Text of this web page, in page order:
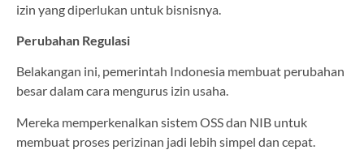
izin yang diperlukan untuk bisnisnya.
Perubahan Regulasi
Belakangan ini, pemerintah Indonesia membuat perubahan
besar dalam cara mengurus izin usaha.
Mereka memperkenalkan sistem OSS dan NIB untuk
membuat proses perizinan jadi lebih simpel dan cepat.